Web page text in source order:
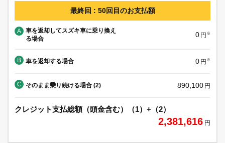
最終回 : 50回目のお支払額
A
車を返却してスズキ車に乗り換え
る場合
0 円 ※
B 車を返却する場合 0 円 ※
C そのまま乗り続ける場合 (2) 890,100 円
クレジット支払総額（頭金含む）（1）+（2）
2,381,616 円